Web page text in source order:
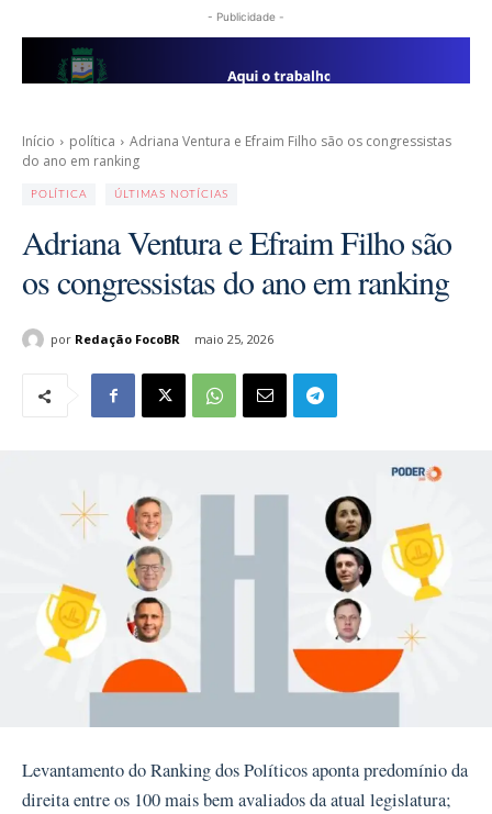
- Publicidade -
Início política
Adriana Ventura e Efraim Filho são os congressistas
do ano em ranking
POLÍTICA ÚLTIMAS NOTÍCIAS
Adriana Ventura e Efraim Filho são
os congressistas do ano em ranking
por Redação FocoBR maio 25, 2026
Levantamento do Ranking dos Políticos aponta predomínio da
direita entre os 100 mais bem avaliados da atual legislatura;